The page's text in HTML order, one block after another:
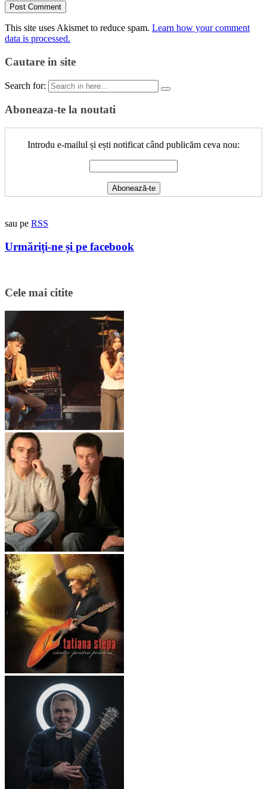
This site uses Akismet to reduce spam. Learn how your comment
data is processed.
Cautare in site
Search for:
Aboneaza-te la noutati
Introdu e-mailul și ești notificat când publicăm ceva nou:
sau pe RSS
Urmăriți-ne și pe facebook
Cele mai citite